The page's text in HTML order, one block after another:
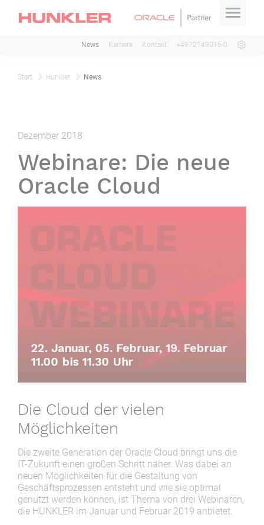
News Karriere Kontakt +4972149016-0
Start Hunkler News
Dezember 2018
Webinare: Die neue
Oracle Cloud
Die Cloud der vielen
Möglichkeiten
Die zweite Generation der Oracle Cloud bringt uns die
IT-Zukunft einen großen Schritt näher. Was dabei an
neuen Möglichkeiten für die Gestaltung von
Geschäftsprozessen entsteht und wie sie optimal
genutzt werden können, ist Thema von drei Webinaren,
die HUNKLER im Januar und Februar 2019 anbietet.